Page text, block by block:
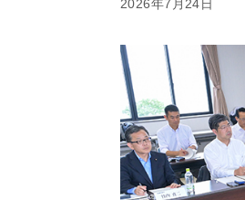
2026年7月24日